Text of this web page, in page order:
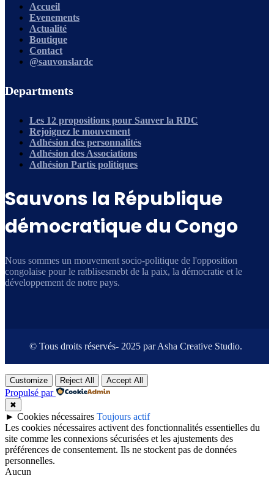
Accueil
Evenements
Actualité
Boutique
Contact
@sauvonslardc
Departments
Les 12 propositions pour Sauver la RDC
Rejoignez le mouvement
Adhésion des personnalités
Adhésion des Associations
Adhésion Partis politiques
Sauvons la République
démocratique du Congo
Nous sommes un mouvement socio-politique de l'opposition
congolaise pour le ratblisesmebt de la paix, la démocratie et le
développement de notre pays.
© Tous droits réservés- 2025 par Asha Creative Studio.
Customize Reject All Accept All
Propulsé par
✖
► Cookies nécessaires Toujours actif
Les cookies nécessaires activent des fonctionnalités essentielles du
site comme les connexions sécurisées et les ajustements des
préférences de consentement. Ils ne stockent pas de données
personnelles.
Aucun